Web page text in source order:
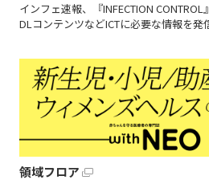
インフェ速報、『INFECTION
DLコンテンツなどICTに必要な情報を発
領域フロア